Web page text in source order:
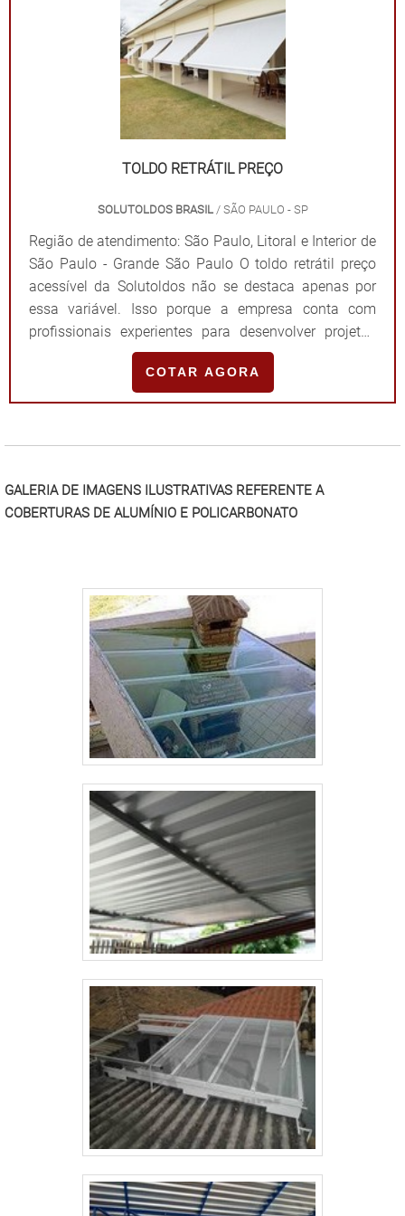
formatos e tamanhos.TOLDOS E COBERTURAS
PREÇOS JUSTOS E ACESSÍVEIS Contando com um
time técnico formado e constantemente treinado para
realizar, de forma personalizada, a fabricação,
instalação e assistência técnica de toldos e
coberturas, a Solutoldos se destaca por assegurar
mail ou telefone, e saiba mais! .
TOLDO RETRÁTIL PREÇO
SOLUTOLDOS BRASIL/ SÃO PAULO - SP
Região de atendimento: São Paulo, Litoral e Interior de
São Paulo - Grande São Paulo O toldo retrátil preço
acessível da Solutoldos não se destaca apenas por
essa variável. Isso porque a empresa conta com
profissionais experientes para desenvolver projetos
sob medida e utiliza matérias-primas de primeira linha
em todas as funções, fatores que quando combinados
asseguram benefícios de suma
PRODUTODe modo breve e resumido, os toldos
estrutura estratégica, que proporciona segurança,
requinte e sofisticação para o local de instalação.
clientes. Encontrados em diferentes tamanhos,
espessuras e cores, o modelo é muito útil para
aplicações em empresas, comércios, condomínios,
indústrias, residências, dentre outras áreas. Tamanha
versatilidade de instalação também é expandida para
a quantidade de proteção que pode apresentar, visto
que é resistente a: Sol; Chuvas; Granizos; Ventanias;
Dentre outras intempéries. Vale destacar, ainda, que os
toldos retráteis ainda são fabricados com materiais
capazes de proporcionar conforto térmico, pois reduz
consideravelmente a temperatura dos ambientes que
precisam de coberturas. Além disso, eles são muito
resistentes à corrosão e não propagam
chamas. TOLDO RETRÁTIL PREÇO JUSTO E
ACESSÍVEL Assegurando resistência incomparável, a
Solutoldos está há mais de três anos no mercado de
soluções em toldos e coberturas. Priorizando sempre
o melhor para os clientes, a companhia ainda
assegura preços justos e condições especiais de
pagamento. Saiba mais detalhes solicitando um
orçamento! .
COTAR AGORA
GALERIA DE IMAGENS ILUSTRATIVAS REFERENTE A
COBERTURAS DE ALUMÍNIO E POLICARBONATO